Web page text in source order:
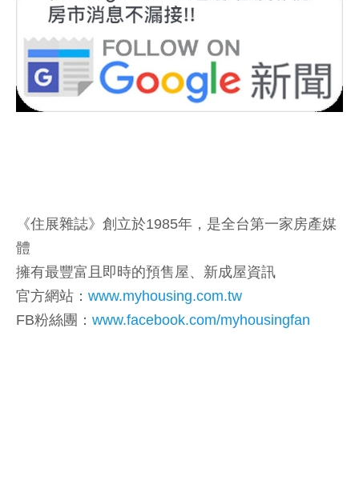
《住展雜誌》創立於1985年，是全台第一家房產媒
體
擁有最豐富且即時的預售屋、新成屋資訊
官方網站： www.myhousing.com.tw
FB粉絲團： www.facebook.com/myhousingfan